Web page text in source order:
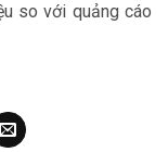
so với quảng cáo